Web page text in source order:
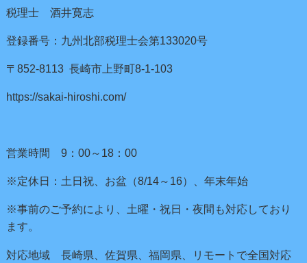
税理士 酒井寛志
登録番号：九州北部税理士会第133020号
〒852-8113 長崎市上野町8-1-103
https://sakai-hiroshi.com/
営業時間 9：00～18：00
※定休日：土日祝、お盆（8/14～16）、年末年始
※事前のご予約により、土曜・祝日・夜間も対応しており
ます。
対応地域 長崎県、佐賀県、福岡県、リモートで全国対応